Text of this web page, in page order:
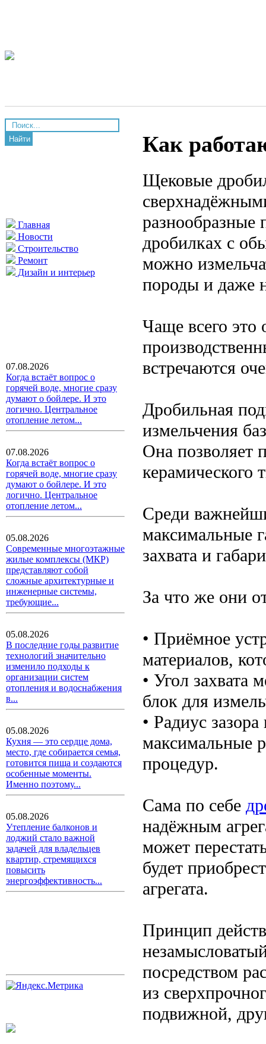
Найти
Главная
Новости
Строительство
Ремонт
Дизайн и интерьер
07.08.2026
Когда встаёт вопрос о
горячей воде, многие сразу
думают о бойлере. И это
логично. Центральное
отопление летом...
07.08.2026
Когда встаёт вопрос о
горячей воде, многие сразу
думают о бойлере. И это
логично. Центральное
отопление летом...
05.08.2026
Современные многоэтажные
жилые комплексы (МКР)
представляют собой
сложные архитектурные и
инженерные системы,
требующие...
05.08.2026
В последние годы развитие
технологий значительно
изменило подходы к
организации систем
отопления и водоснабжения
в...
05.08.2026
Кухня — это сердце дома,
место, где собирается семья,
готовится пища и создаются
особенные моменты.
Именно поэтому...
05.08.2026
Утепление балконов и
лоджий стало важной
задачей для владельцев
квартир, стремящихся
повысить
энергоэффективность...
Как
Щековые
дробилках с
можно
породы и даже
Чаще всего это
встречаются
Дробильная
измельчения
Она позволяет
керамического
Среди
максимальные
захвата и
За что же они
• Приёмное
материалов,
• Угол захвата
блок для
• Радиус
максимальные
процедур.
Сама по себе
надёжным
может
будет
агрегата.
Принцип
посредством
из
подвижной,